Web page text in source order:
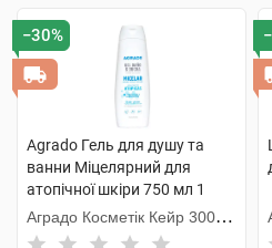
−30%
Agrado Гель для душу та
ванни Міцелярний для
атопічної шкіри 750 мл 1
флакон
Аградо Косметік Кейр 3000
С.Л.У.